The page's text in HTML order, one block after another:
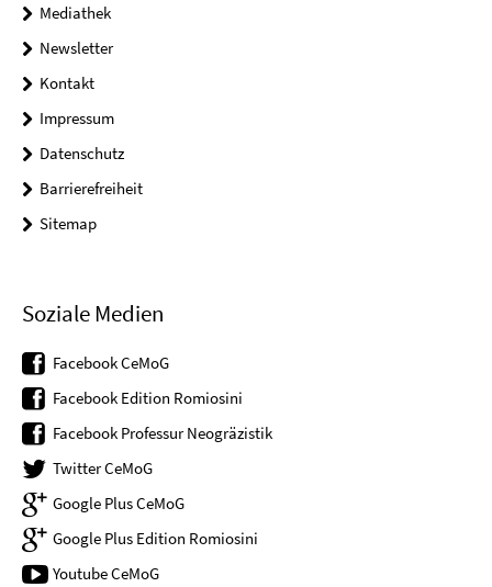
Mediathek
Newsletter
Kontakt
Impressum
Datenschutz
Barrierefreiheit
Sitemap
Soziale Medien
Facebook CeMoG
Facebook Edition Romiosini
Facebook Professur Neogräzistik
Twitter CeMoG
Google Plus CeMoG
Google Plus Edition Romiosini
Youtube CeMoG